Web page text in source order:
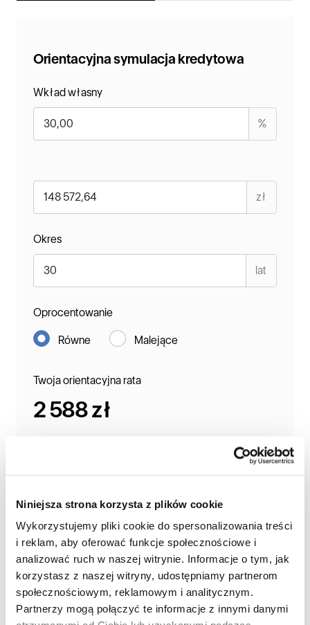
Niniejsza strona korzysta z plików cookie
Wykorzystujemy pliki cookie do spersonalizowania treści
i reklam, aby oferować funkcje społecznościowe i
analizować ruch w naszej witrynie. Informacje o tym, jak
korzystasz z naszej witryny, udostępniamy partnerom
społecznościowym, reklamowym i analitycznym.
Partnerzy mogą połączyć te informacje z innymi danymi
Orientacyjna symulacja kredytowa
Wkład własny
%
zł
Okres
lat
Oprocentowanie
Równe Malejące
Twoja orientacyjna rata
2 588 zł
W cenie nieruchomości nie jest zawarta cena garażu.
Wyliczenia dokonane za pomocą powyższego kalkulatora
mają charakter orientacyjny i przykładowy, a ostateczna
wysokość raty zależą od wielu zmiennych. Wyliczenia
służą wyłącznie celom informacyjnym i wstępnemu
zorientowaniu się przez Klienta co do szacunkowego
poziomy prognozowanej raty kredytowej. W żadnym
wypadku nie powinny być traktowane jako oferta,
rekomendacja, zaproszenie do zawarcia umowy kredytu
ani usługa doradztwa. Warunki cenowe ustalane są